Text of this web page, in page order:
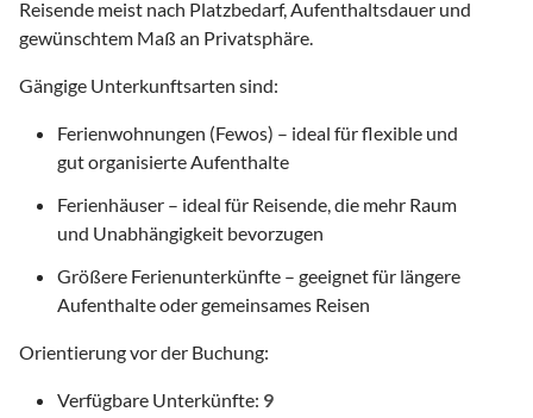
Reisende meist nach Platzbedarf, Aufenthaltsdauer und
gewünschtem Maß an Privatsphäre.
Gängige Unterkunftsarten sind:
Ferienwohnungen (Fewos) – ideal für flexible und
gut organisierte Aufenthalte
Ferienhäuser – ideal für Reisende, die mehr Raum
und Unabhängigkeit bevorzugen
Größere Ferienunterkünfte – geeignet für längere
Aufenthalte oder gemeinsames Reisen
Orientierung vor der Buchung:
Verfügbare Unterkünfte: 9